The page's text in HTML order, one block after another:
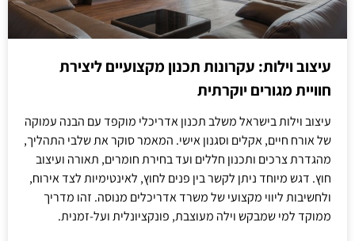
עיצוב וילות: עקרונות תכנון מקצועיים ליצירת
חוויית מגורים יוקרתית
עיצוב וילות בישראל משלב תכנון אדריכלי מוקפד עם הבנה עמוקה
של אורח חיים, אקלים וסגנון אישי. המאמר סוקר את שלבי התהליך,
מהגדרת צרכים ותכנון חללים ועד בחירת חומרים, תאורה ועיצוב
חוץ. דגש מיוחד ניתן לקשר בין פנים לחוץ, לאינטימיות לצד אירוח,
ולחשיבות ליווי מקצועי של משרד אדריכלים מנוסה. זהו מדריך
ממוקד למי שמבקש וילה מעוצבת, פונקציונלית ועל-זמנית.